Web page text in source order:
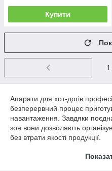
Купити
1
Апарати для хот-догів
безперервний процес
навантаження. Завдяки
зон вони дозволяють
без втрати якості продукції.
сосисок, парові ванни